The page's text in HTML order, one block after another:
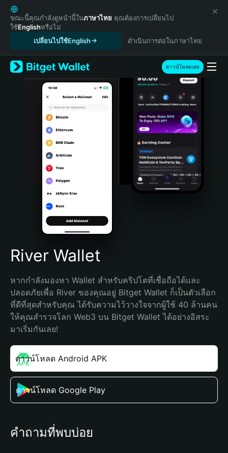
English
日本語
Tiếng Việt
Español (Latinoamérica)
Türkçe
Italiano
Português (Portugal)
Bahasa Indonesia
Português (Brasil)
Español (Argentina)
ขณะนี้คุณกำลังดูหน้านี้ในภาษาไทย คุณต้องการเปลี่ยนไป
ใช้Englishหรือไม่
เปลี่ยนไปใช้English
ดำเนินการต่อในภาษาไทย
ดาวน์โหลดเลย
River Wallet
หากกำลังมองหา Wallet สำหรับคริปโตที่เชื่อถือได้และ
ปลอดภัยเพื่อ River ของคุณอยู่ Bitget Wallet ก็เป็นตัวเลือก
ที่ดีที่สุดสำหรับคุณ ได้รับความไว้วางใจจากผู้ใช้ 40 ล้านคน
ให้คุณสำรวจโลก Web3 บน Bitget Wallet ได้อย่างอิสระ
มาเริ่มกันเลย!
ดาวน์โหลด Android APK
ดาวน์โหลด Google Play
คำถามที่พบบ่อย